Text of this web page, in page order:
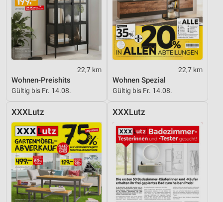
22,7 km
Wohnen-Preishits
Gültig bis Fr. 14.08.
22,7 km
Wohnen Spezial
Gültig bis Fr. 14.08.
XXXLutz XXXLutz